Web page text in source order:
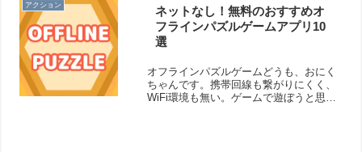
アクション
ネットなし！無料のおすすめオ
フラインパズルゲームアプリ10
選
オフラインパズルゲームどうも、おにく
ちゃんです。携帯回線も繋がりにくく、
WiFi環境も無い。ゲームで遊ぼうと思っ